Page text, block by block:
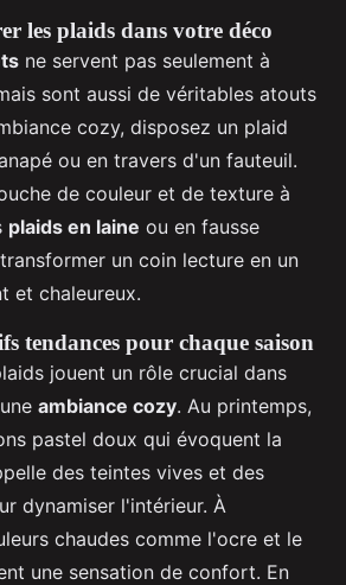
les plaids dans votre déco
ne servent pas seulement à
sont aussi de véritables atouts
cozy, disposez un plaid
ou en travers d'un fauteuil.
de couleur et de texture à
plaids en laine ou en fausse
un coin lecture en un
et chaleureux.
tendances pour chaque saison
jouent un rôle crucial dans
ambiance cozy. Au printemps,
pastel doux qui évoquent la
des teintes vives et des
dynamiser l'intérieur. À
chaudes comme l'ocre et le
une sensation de confort. En